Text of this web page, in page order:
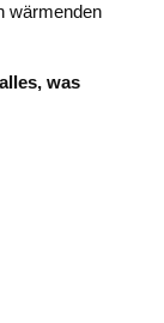
wärmenden
was